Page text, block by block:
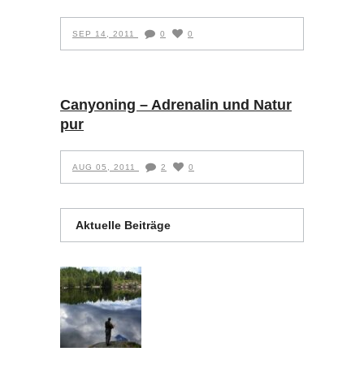
SEP 14, 2011 0 0
Canyoning – Adrenalin und Natur
pur
AUG 05, 2011 2 0
Aktuelle Beiträge